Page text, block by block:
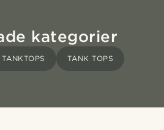
kategorier
TANK TOPS